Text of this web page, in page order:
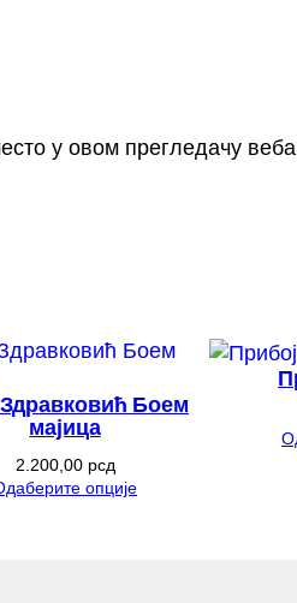
у овом прегледачу
Боем
мајица
2.200,00 рсд
опције